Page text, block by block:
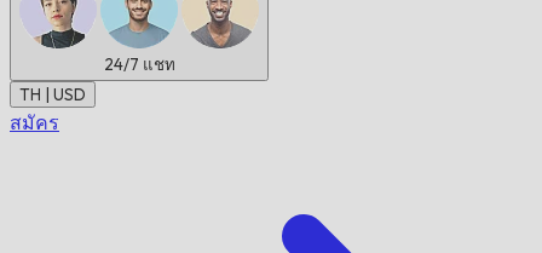
24/7 แชท
TH | USD
สมัคร